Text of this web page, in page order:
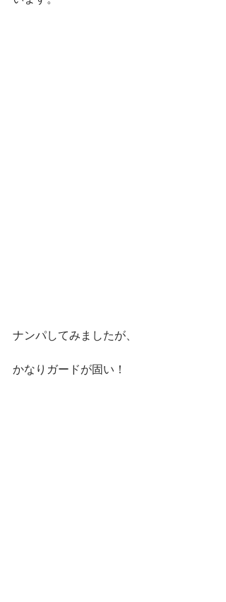
ナンパしてみましたが、
かなりガードが固い！